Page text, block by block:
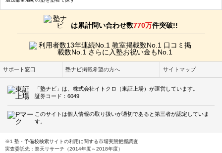
は累計問い合わせ数770万件突破!!
サポート窓口 塾ナビ掲載希望の方へ サイトマップ
「塾ナビ」は、株式会社イトクロ（東証上場）が運営しています。
証券コード：6049
このサイトは個人情報の取り扱いが適切であると第三者が認定していま
す。
※1 塾・予備校検索サイトの利用に関する市場実態把握調査
実査委託先：楽天リサーチ（2014年度～2018年度）